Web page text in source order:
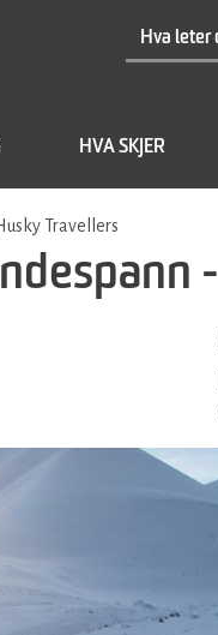
HVA SKJER
Travellers
-